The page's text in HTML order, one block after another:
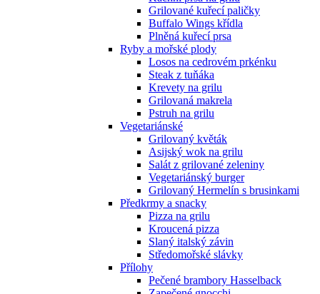
Grilované kuřecí paličky
Buffalo Wings křídla
Plněná kuřecí prsa
Ryby a mořské plody
Losos na cedrovém prkénku
Steak z tuňáka
Krevety na grilu
Grilovaná makrela
Pstruh na grilu
Vegetariánské
Grilovaný květák
Asijský wok na grilu
Salát z grilované zeleniny
Vegetariánský burger
Grilovaný Hermelín s brusinkami
Předkrmy a snacky
Pizza na grilu
Kroucená pizza
Slaný italský závin
Středomořské slávky
Přílohy
Pečené brambory Hasselback